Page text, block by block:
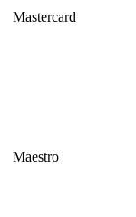
Mastercard
Maestro